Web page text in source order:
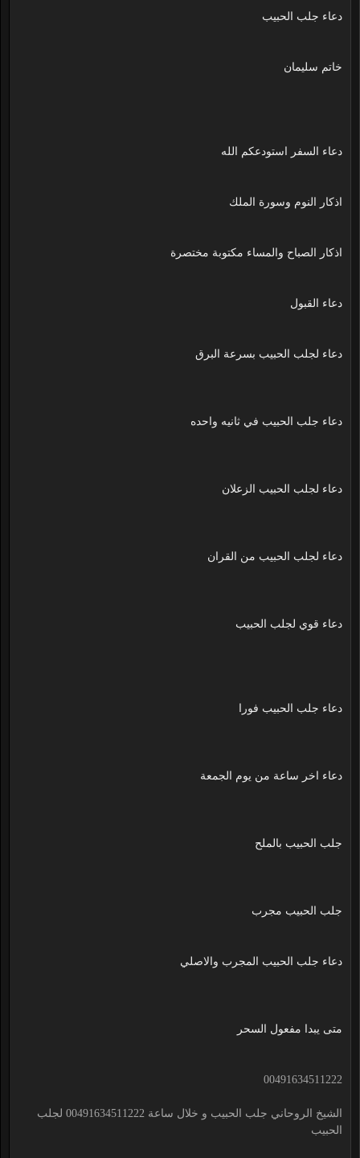
دعاء جلب الحبيب
خاتم سليمان
دعاء السفر استودعكم الله
اذكار النوم وسورة الملك
اذكار الصباح والمساء مكتوبة مختصرة
دعاء القبول
دعاء لجلب الحبيب بسرعة البرق
دعاء جلب الحبيب في ثانيه واحده
دعاء لجلب الحبيب الزعلان
دعاء لجلب الحبيب من القران
دعاء قوي لجلب الحبيب
دعاء جلب الحبيب فورا
دعاء اخر ساعة من يوم الجمعة
جلب الحبيب بالملح
جلب الحبيب مجرب
دعاء جلب الحبيب المجرب والاصلي
متى يبدا مفعول السحر
00491634511222
الشيخ الروحاني جلب الحبيب و خلال ساعة 00491634511222 لجلب
الحبيب